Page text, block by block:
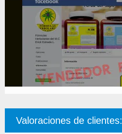
Valoraciones de clientes: